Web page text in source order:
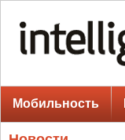
Мобильность